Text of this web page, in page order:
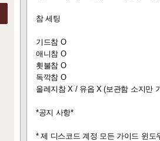
참 세팅
기드참 O
애니참 O
횟불참 O
독깍참 O
올레지참 X / 유옵 X (보관함 소지만
*공지 사항*
* 제 디스코드 계정 모든 가이드 윈도